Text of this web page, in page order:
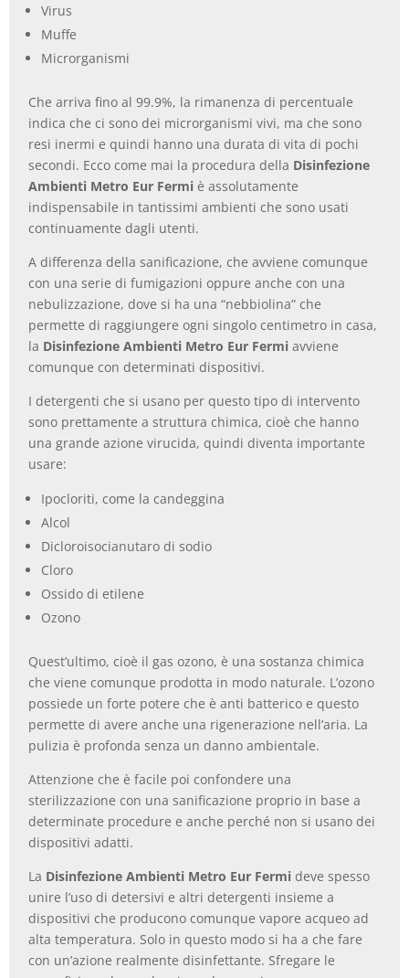
Virus
Muffe
Microrganismi
Che arriva fino al 99.9%, la rimanenza di percentuale
indica che ci sono dei microrganismi vivi, ma che sono
resi inermi e quindi hanno una durata di vita di pochi
secondi. Ecco come mai la procedura della Disinfezione
Ambienti Metro Eur Fermi è assolutamente
indispensabile in tantissimi ambienti che sono usati
continuamente dagli utenti.
A differenza della sanificazione, che avviene comunque
con una serie di fumigazioni oppure anche con una
nebulizzazione, dove si ha una “nebbiolina” che
permette di raggiungere ogni singolo centimetro in casa,
la Disinfezione Ambienti Metro Eur Fermi avviene
comunque con determinati dispositivi.
I detergenti che si usano per questo tipo di intervento
sono prettamente a struttura chimica, cioè che hanno
una grande azione virucida, quindi diventa importante
usare:
Ipocloriti, come la candeggina
Alcol
Dicloroisocianutaro di sodio
Cloro
Ossido di etilene
Ozono
Quest’ultimo, cioè il gas ozono, è una sostanza chimica
che viene comunque prodotta in modo naturale. L’ozono
possiede un forte potere che è anti batterico e questo
permette di avere anche una rigenerazione nell’aria. La
pulizia è profonda senza un danno ambientale.
Attenzione che è facile poi confondere una
sterilizzazione con una sanificazione proprio in base a
determinate procedure e anche perché non si usano dei
dispositivi adatti.
La Disinfezione Ambienti Metro Eur Fermi deve spesso
unire l’uso di detersivi e altri detergenti insieme a
dispositivi che producono comunque vapore acqueo ad
alta temperatura. Solo in questo modo si ha a che fare
con un’azione realmente disinfettante. Sfregare le